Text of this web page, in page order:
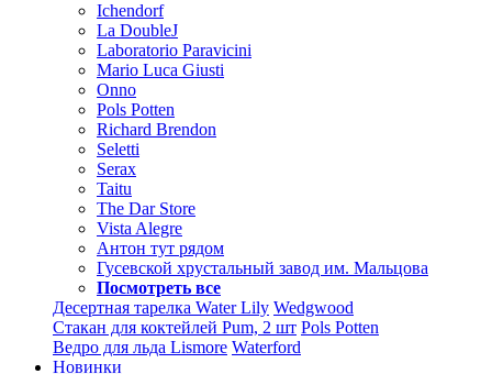
Ichendorf
La DoubleJ
Laboratorio Paravicini
Mario Luca Giusti
Onno
Pols Potten
Richard Brendon
Seletti
Serax
Taitu
The Dar Store
Vista Alegre
Антон тут рядом
Гусевской хрустальный завод им. Мальцова
Посмотреть все
Десертная тарелка Water Lily Wedgwood
Стакан для коктейлей Pum, 2 шт Pols Potten
Ведро для льда Lismore Waterford
Новинки